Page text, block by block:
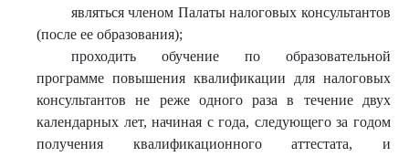
являться членом Палаты налоговых консультантов
(после ее образования);
проходить обучение по образовательной
программе повышения квалификации для налоговых
консультантов не реже одного раза в течение двух
календарных лет, начиная с года, следующего за годом
получения квалификационного аттестата, и